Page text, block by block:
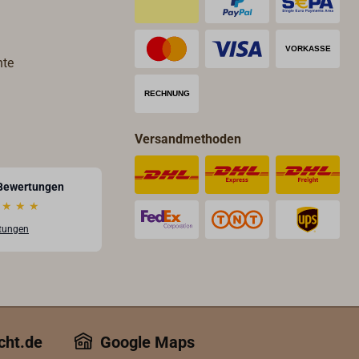
Zulassung der kompletten
Laterne. Deshalb macht es auch
nur Sinn, als Reserve
Bord zu haben.Unsere Marine-
Danlamp, Peters & Bey oder der
Marke RADIUM. Sie haben die
erforderliche Zulassung
(Baumusterprüfung des BSH -
Bundesamt für Seeschifffahrt
und Hydrografie).
★ ★ ★
Versandmethoden
Google Maps